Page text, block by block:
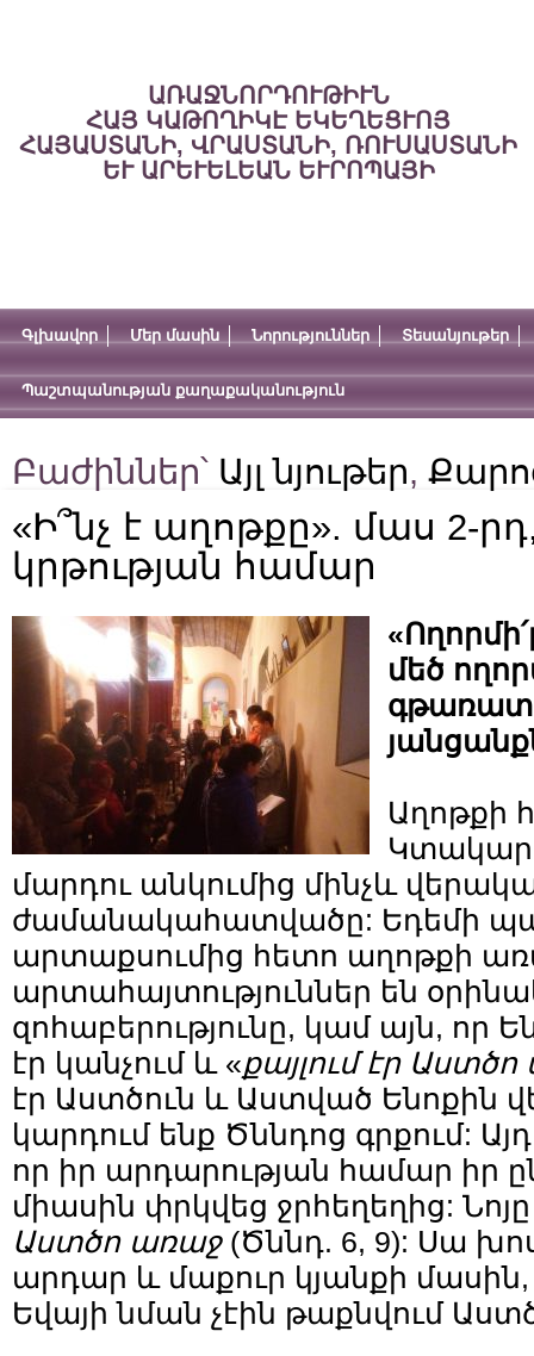
ԱՌԱՋՆՈՐԴՈՒԹԻՒՆ
ՀԱՅ ԿԱԹՈՂԻԿԷ ԵԿԵՂԵՑՒՈՅ
ՀԱՅԱՍՏԱՆԻ, ՎՐԱՍՏԱՆԻ, ՌՈՒՍԱՍՏԱՆԻ
ԵՒ ԱՐԵՒԵԼԵԱՆ ԵՒՐՈՊԱՅԻ
Գլխավոր Մեր մասին Նորություններ Տեսանյութեր
Պաշտպանության քաղաքականություն
Բաժիններ՝ Այլ նյութեր,
«Ի՞նչ է աղոթքը». մաս 2-
կրթության համար
մեծ
Աղոթքի
մարդու անկումից մինչև
ժամանակահատվածը: Եդեմի
արտաքսումից հետո աղոթքի
արտահայտություններ են
զոհաբերությունը, կամ այն, որ
էր կանչում և «քայլում էր
էր Աստծուն և Աստված Ենոքին
կարդում ենք Ծննդոց գրքում:
որ իր արդարության համար իր
միասին փրկվեց ջրհեղեղից:
Աստծո առաջ (Ծննդ. 6, 9): Սա
արդար և մաքուր կյանքի
Եվայի նման չէին թաքնվում